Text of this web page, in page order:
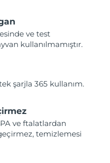
ve test
kullanılmamıştır.
şarjla 365 kullanım.
ve ftalatlardan
geçirmez, temizlemesi